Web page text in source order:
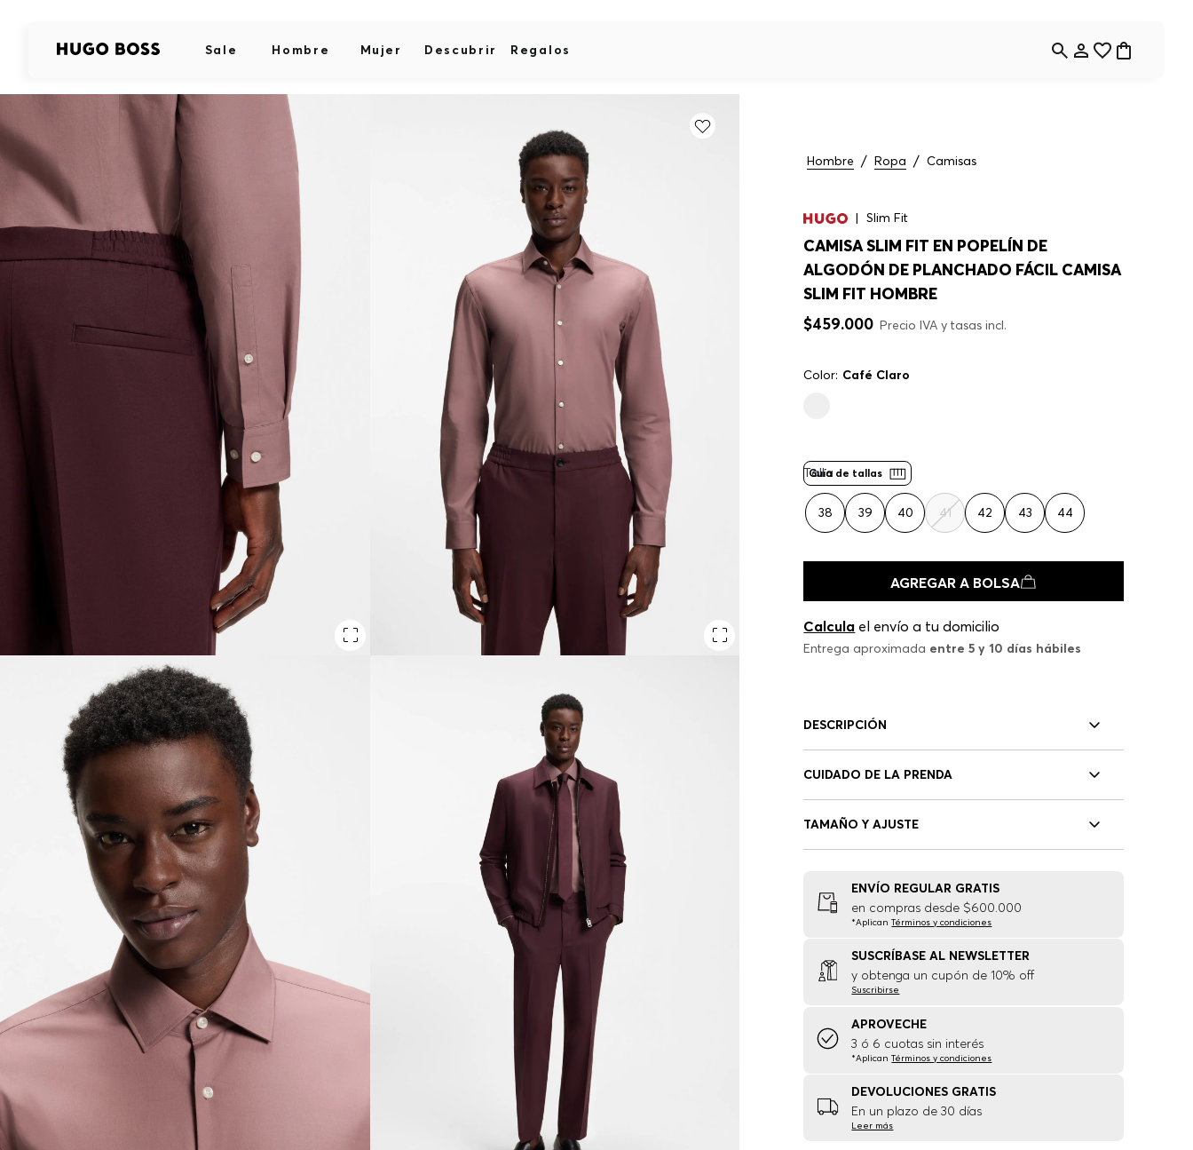
Sale Hombre Mujer Descubrir Regalos
Hombre Ropa Camisas
Slim Fit
CAMISA SLIM FIT EN POPELÍN DE
ALGODÓN DE PLANCHADO FÁCIL CAMISA
SLIM FIT HOMBRE
$459.000 Precio IVA y tasas incl.
Color: Café Claro
Guía de tallas
Talla
38 39 40 41 42 43 44
AGREGAR A BOLSA
Calcula el envío a tu domicilio
Entrega aproximada entre 5 y 10 días hábiles
DESCRIPCIÓN
CUIDADO DE LA PRENDA
TAMAÑO Y AJUSTE
ENVÍO REGULAR GRATIS
en compras desde $600.000
*AplicanTérminos y condiciones
SUSCRÍBASE AL NEWSLETTER
y obtenga un cupón de 10% off
Suscribirse
APROVECHE
3 ó 6 cuotas sin interés
*AplicanTérminos y condiciones
DEVOLUCIONES GRATIS
En un plazo de 30 días
Leer más